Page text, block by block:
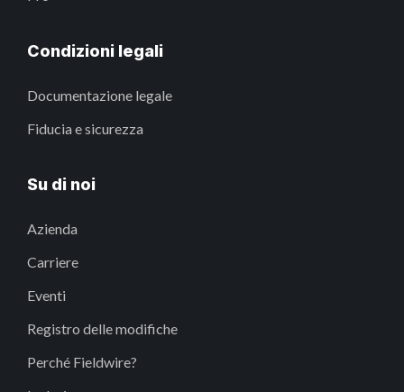
Condizioni legali
Documentazione legale
Fiducia e sicurezza
Su di noi
Azienda
Carriere
Eventi
Registro delle modifiche
Perché Fieldwire?